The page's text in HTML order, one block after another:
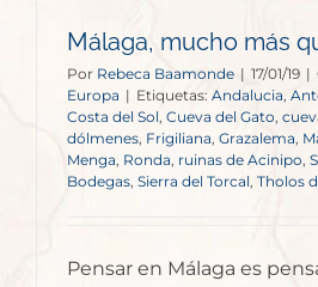
Málaga, mucho más
Por Rebeca Baamonde | 17/01/19 |
Europa | Etiquetas: Andalucia
Costa del Sol, Cueva del Gato,
dólmenes, Frigiliana, Grazalema
Menga Ronda ruinas de Acinipo,
Bodegas Sierra del Torcal Tholos
Pensar en Málaga es